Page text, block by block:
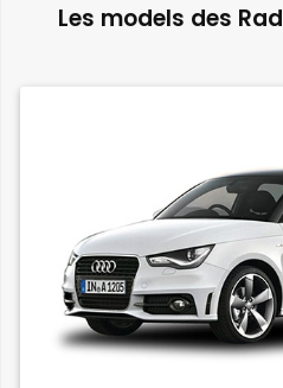
Les models des